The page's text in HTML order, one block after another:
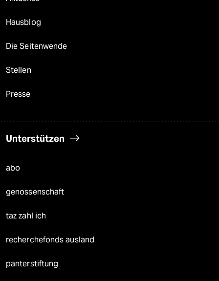
Hausblog
Die Seitenwende
Stellen
Presse
Unterstützen
abo
genossenschaft
taz zahl ich
recherchefonds ausland
panterstiftung